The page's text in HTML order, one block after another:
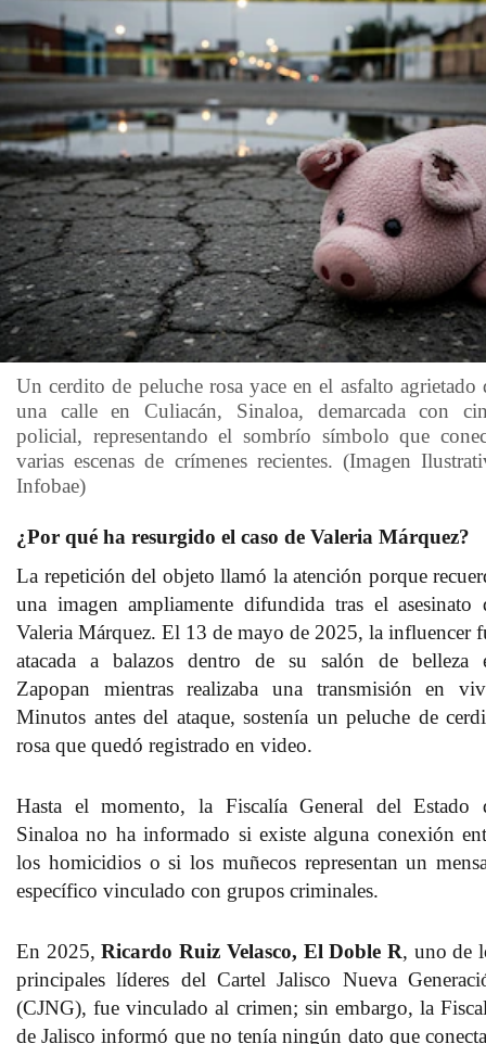
Un cerdito de peluche rosa yace en el asfalto agrietado
una calle en Culiacán, Sinaloa, demarcada con
policial, representando el sombrío símbolo que
varias escenas de crímenes recientes. (Imagen
Infobae)
¿Por qué ha resurgido el caso de Valeria Márquez?
La repetición del objeto llamó la atención porque
una imagen ampliamente difundida tras el asesinato
Valeria Márquez. El 13 de mayo de 2025, la influencer
atacada a balazos dentro de su salón de belleza
Zapopan mientras realizaba una transmisión en
Minutos antes del ataque, sostenía un peluche de
rosa que quedó registrado en video.
Hasta el momento, la Fiscalía General del Estado
Sinaloa no ha informado si existe alguna conexión
los homicidios o si los muñecos representan un
específico vinculado con grupos criminales.
En 2025,Ricardo Ruiz Velasco, El Doble R, uno de
principales líderes del Cartel Jalisco Nueva
(CJNG), fue vinculado al crimen; sin embargo, la
de Jalisco informó que no tenía ningún dato que